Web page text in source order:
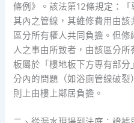
條例》。該法第12條規定：
其內之管線，其維修費用由
區分所有權人共同負擔。但
人之事由所致者，由該區分
板屬於「樓地板下方專有部
分內的問題（如浴廁管線破
則上由樓上鄰居負擔。